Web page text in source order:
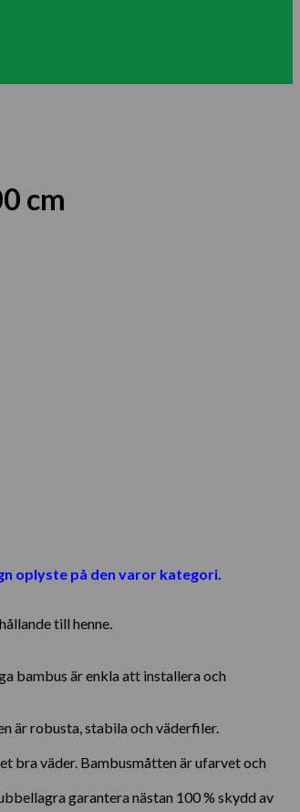
cm
oplyste på den varor kategori.
till henne.
bambus är enkla att installera och
är robusta, stabila och väderfiler.
bra väder. Bambusmåtten är ufarvet och
garantera nästan 100 % skydd av